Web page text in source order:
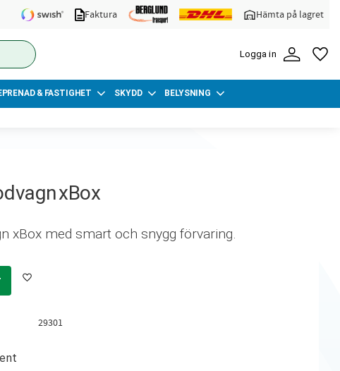
Faktura Hämta på lagret
Logga in
& FASTIGHET SKYDD BELYSNING
xBox
xBox med smart och snygg förvaring.
Lägg till i favoriter
29301